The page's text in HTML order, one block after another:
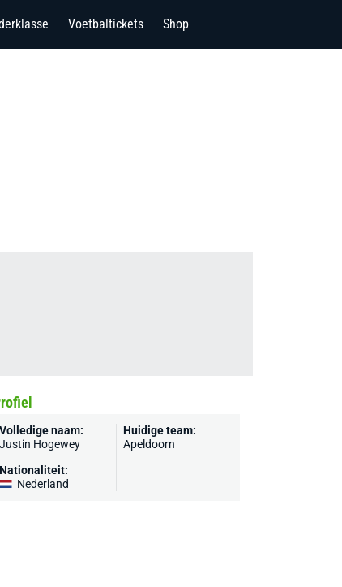
Voetbaltickets Shop
Volledige naam:
Justin Hogewey
Nationaliteit:
Nederland
Huidige team:
Apeldoorn